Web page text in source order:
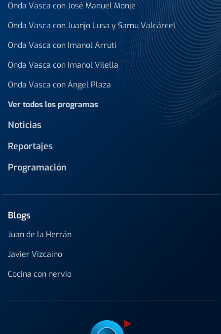
Onda Vasca con José Manuel Monje
Onda Vasca con Juanjo Lusa y Samu Valcárcel
Onda Vasca con Imanol Arruti
Onda Vasca con Imanol Vilella
Onda Vasca con Ángel Plaza
Ver todos los programas
Noticias
Reportajes
Programación
Blogs
Juan de la Herrán
Javier Vizcaino
Cocina con nervio